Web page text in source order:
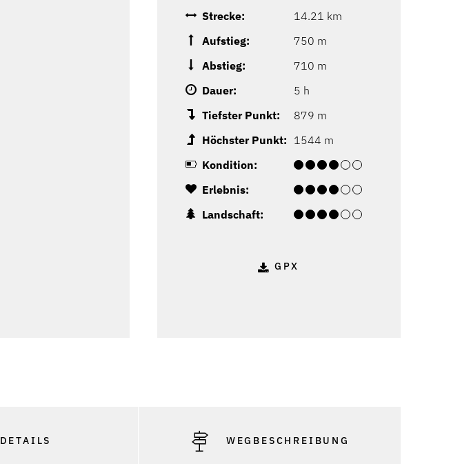
Strecke:
14.21 km
Aufstieg:
750 m
Abstieg:
710 m
Dauer:
5 h
Tiefster Punkt:
879 m
Höchster Punkt: 1544 m
Kondition:
Erlebnis:
Landschaft:
GPX
DETAILS WEGBESCHREIBUNG